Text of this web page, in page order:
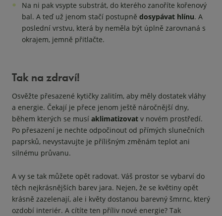
Na ni pak vsypte substrát, do kterého zanoříte kořenový
bal. A teď už jenom stačí postupně dosypávat hlínu. A
poslední vrstvu, která by neměla být úplně zarovnaná s
okrajem, jemně přitlačte.
Tak na zdraví!
Osvěžte přesazené kytičky zalitím, aby měly dostatek vláhy
a energie. Čekají je přece jenom ještě náročnější dny,
během kterých se musí aklimatizovat v novém prostředí.
Po přesazení je nechte odpočinout od přímých slunečních
paprsků, nevystavujte je přílišným změnám teplot ani
silnému průvanu.
A vy se tak můžete opět radovat. Váš prostor se vybarví do
těch nejkrásnějších barev jara. Nejen, že se květiny opět
krásně zazelenají, ale i květy dostanou barevný šmrnc, který
ozdobí interiér. A cítíte ten příliv nové energie? Tak